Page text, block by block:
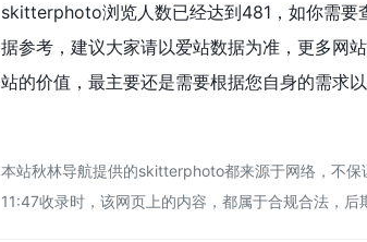
skitterphoto浏览人数已经达到481，如你需要
据参考，建议大家请以爱站数据为准，更多网
站的价值，最主要还是需要根据您自身的需求
本站秋林导航提供的skitterphoto都来源于网络，不
11:47收录时，该网页上的内容，都属于合规合法，